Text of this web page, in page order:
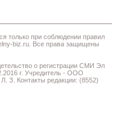
только при соблюдении правил
biz.ru. Все права защищены
о регистрации СМИ Эл
г. Учредитель - ООО
З. Контакты редакции: (8552)